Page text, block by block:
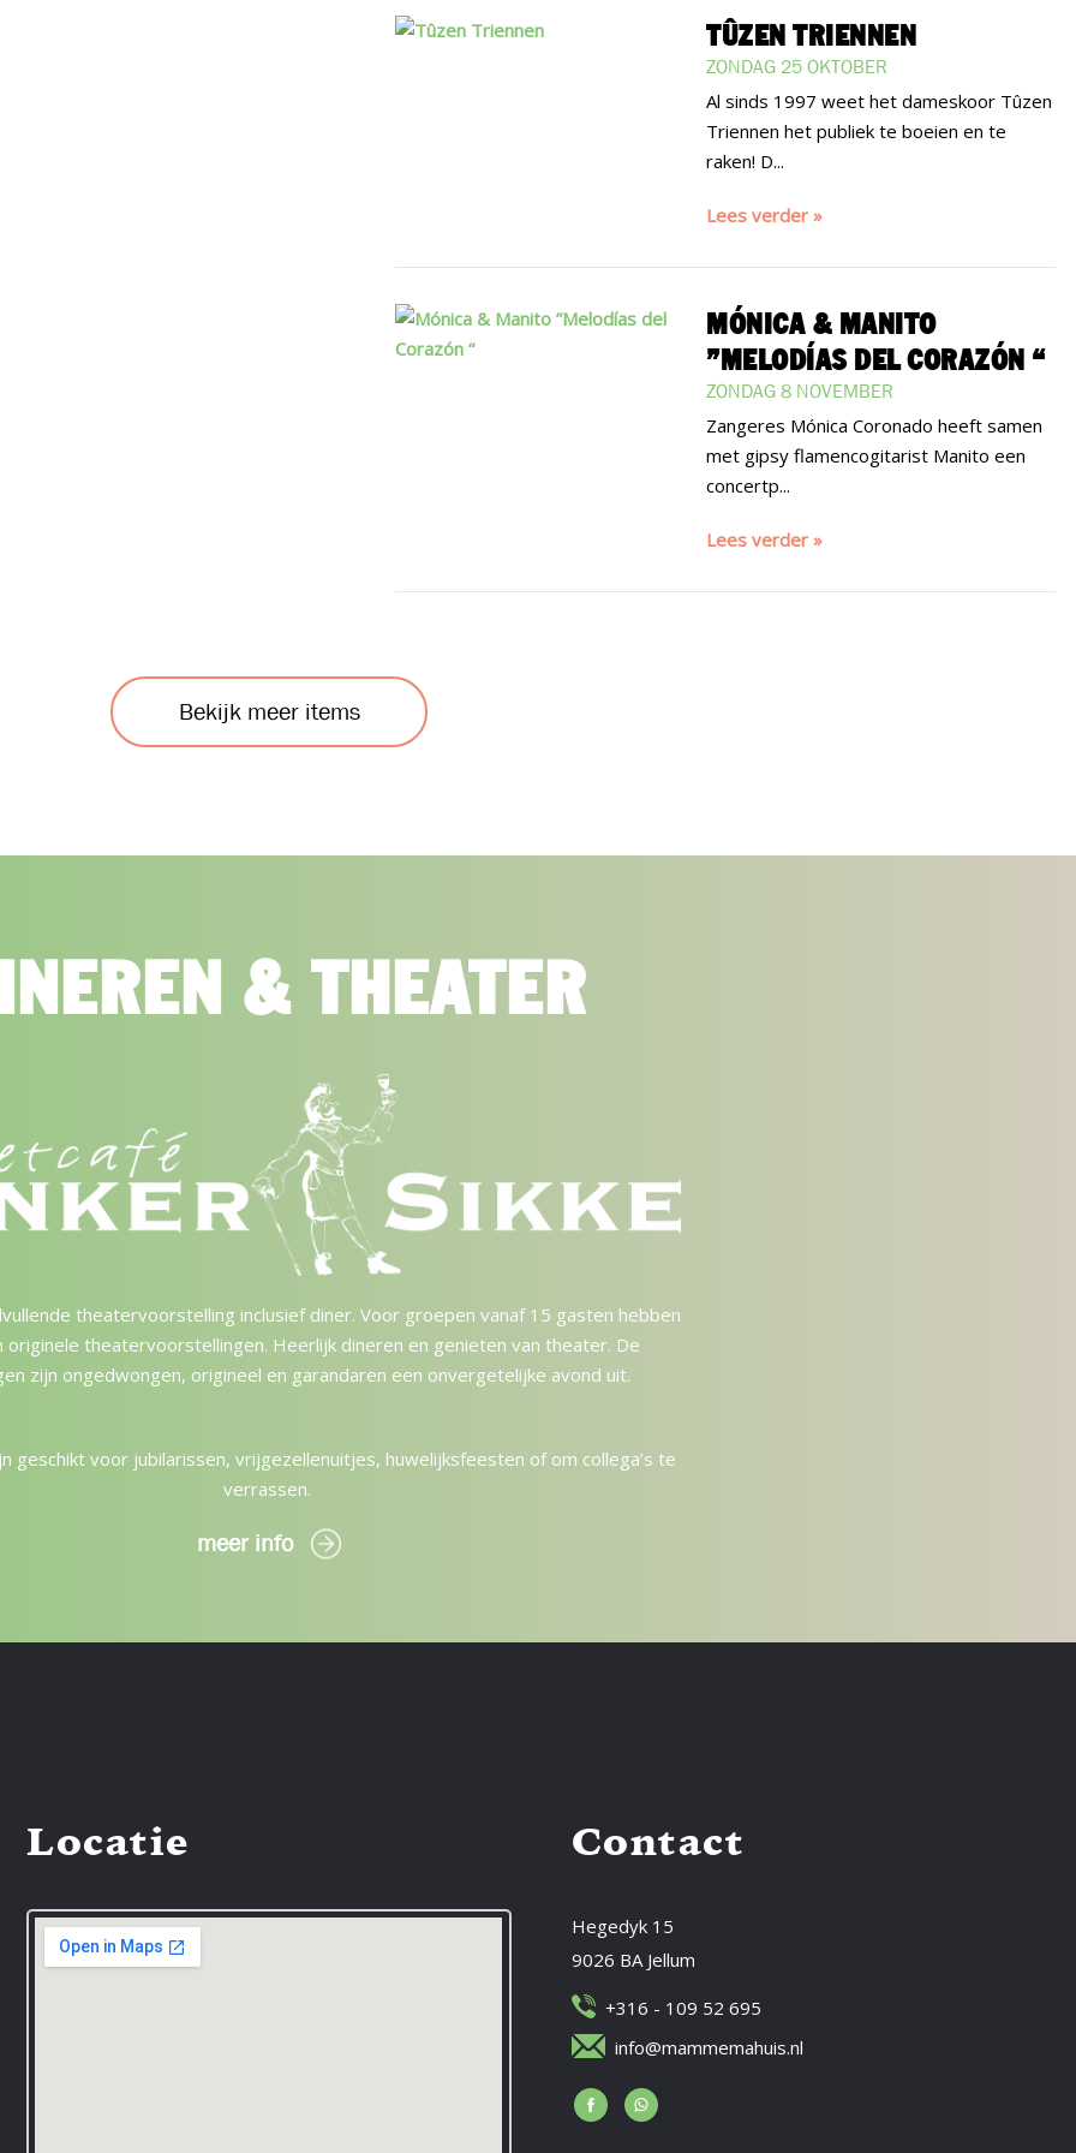
TÛZEN TRIENNEN
ZONDAG 25 OKTOBER
Al sinds 1997 weet het dameskoor Tûzen
Triennen het publiek te boeien en te
raken! D...
Lees verder »
MÓNICA & MANITO
”MELODÍAS DEL CORAZÓN “
ZONDAG 8 NOVEMBER
Zangeres Mónica Coronado heeft samen
met gipsy flamencogitarist Manito een
concertp...
Lees verder »
Bekijk meer items
& THEATER
theatervoorstelling inclusief diner. Voor groepen vanaf 15 gasten hebben
originele theatervoorstellingen. Heerlijk dineren en genieten van theater. De
zijn ongedwongen, origineel en garandaren een onvergetelijke avond uit.
geschikt voor jubilarissen, vrijgezellenuitjes, huwelijksfeesten of om collega’s te
verrassen.
meer info
Locatie Contact
Hegedyk 15
9026 BA Jellum
+316 - 109 52 695
info@mammemahuis.nl